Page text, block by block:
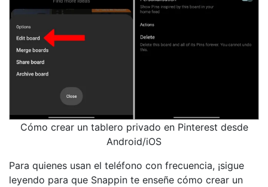
Cómo crear un tablero privado en Pinterest desde
Android/iOS
Para quienes usan el teléfono con frecuencia, ¡sigue
leyendo para que Snappin te enseñe cómo crear un